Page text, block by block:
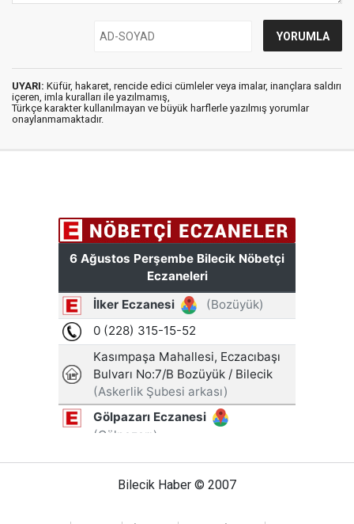
UYARI: Küfür, hakaret, rencide edici cümleler veya imalar, inançlara saldırı
içeren, imla kuralları ile yazılmamış,
Türkçe karakter kullanılmayan ve büyük harflerle yazılmış yorumlar
onaylanmamaktadır.
Bilecik Haber © 2007